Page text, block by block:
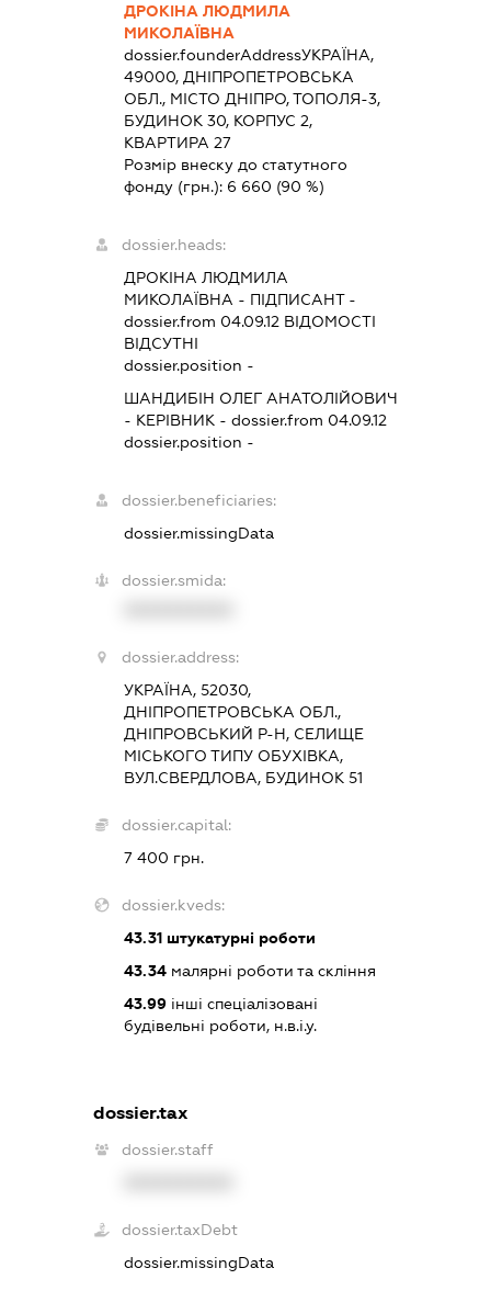
ДРОКІНА ЛЮДМИЛА
МИКОЛАЇВНА
dossier.founderAddressУКРАЇНА,
49000, ДНІПРОПЕТРОВСЬКА
ОБЛ., МІСТО ДНІПРО, ТОПОЛЯ-3,
БУДИНОК 30, КОРПУС 2,
КВАРТИРА 27
Розмір внеску до статутного
фонду (грн.): 6 660 (90 %)
dossier.heads:
ДРОКІНА ЛЮДМИЛА
МИКОЛАЇВНА - ПІДПИСАНТ-
dossier.from 04.09.12 ВІДОМОСТІ
ВІДСУТНІ
dossier.position -
ШАНДИБІН ОЛЕГ АНАТОЛІЙОВИЧ
- КЕРІВНИК - dossier.from 04.09.12
dossier.position -
dossier.beneficiaries:
dossier.missingData
dossier.smida:
dossier.address:
УКРАЇНА, 52030,
ДНІПРОПЕТРОВСЬКА ОБЛ.,
ДНІПРОВСЬКИЙ Р-Н, СЕЛИЩЕ
МІСЬКОГО ТИПУ ОБУХІВКА,
ВУЛ.СВЕРДЛОВА, БУДИНОК 51
dossier.capital:
7 400 грн.
dossier.kveds:
43.31штукатурні роботи
43.34малярні роботи та скління
43.99інші спеціалізовані
будівельні роботи, н.в.і.у.
dossier.tax
dossier.staff
dossier.taxDebt
dossier.missingData